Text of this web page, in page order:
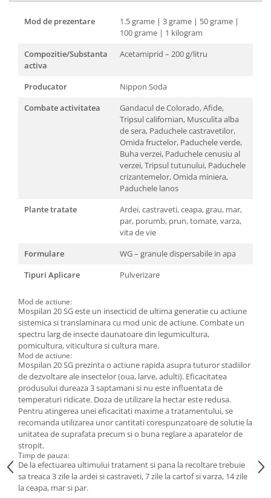
Mod de prezentare
1.5 grame | 3 grame | 50 grame |
100 grame | 1 kilogram
Compozitie/Substanta
activa
Acetamiprid – 200 g/litru
Producator
Nippon Soda
Combate activitatea
Gandacul de Colorado, Afide,
Tripsul californian, Musculita alba
de sera, Paduchele castravetilor,
Omida fructelor, Paduchele verde,
Buha verzei, Paduchele cenusiu al
verzei, Tripsul tutunului, Paduchele
crizantemelor, Omida miniera,
Paduchele lanos
Plante tratate
Ardei, castraveti, ceapa, grau, mar,
par, porumb, prun, tomate, varza,
vita de vie
Formulare
WG – granule dispersabile in apa
Tipuri Aplicare
Pulverizare
Mod de actiune:
Mospilan 20 SG este un insecticid de ultima generatie cu actiune
sistemica si translaminara cu mod unic de actiune. Combate un
spectru larg de insecte daunatoare din legumicultura,
pomicultura, viticultura si cultura mare.
Mod de actiune:
Mospilan 20 SG prezinta o actiune rapida asupra tuturor stadiilor
de dezvoltare ale insectelor (oua, larve, adulti). Eficacitatea
produsului dureaza 3 saptamani si nu este influentata de
temperaturi ridicate. Doza de utilizare la hectar este redusa.
Pentru atingerea unei eficacitati maxime a tratamentului, se
recomanda utilizarea unor cantitati corespunzatoare de solutie la
unitatea de suprafata precum si o buna reglare a aparatelor de
stropit.
Timp de pauza:
De la efectuarea ultimului tratament si pana la recoltare trebuie
sa treaca 3 zile la ardei si castraveti, 7 zile la cartof si varza, 14 zile
la ceapa, mar si par.